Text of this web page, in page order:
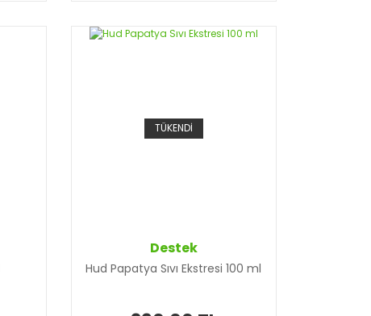
TÜKENDİ
Destek
Hud Papatya Sıvı Ekstresi 100 ml